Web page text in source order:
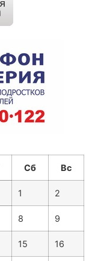
Сб Вс
1 2
8 9
15 16